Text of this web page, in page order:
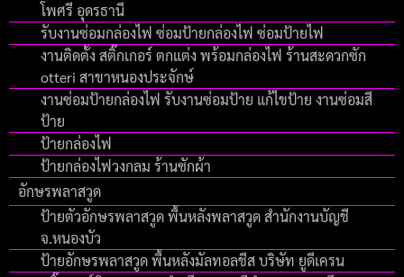
โพศรี อุดรธานี
รับงานซ่อมกล่องไฟ ซ่อมป้ายกล่องไฟ ซ่อมป้ายไฟ
งานติดตั้ง สติ๊กเกอร์ ตกแต่ง พร้อมกล่องไฟ ร้านสะดวกซัก
otteri สาขาหนองประจักษ์
งานซ่อมป้ายกล่องไฟ รับงานซ่อมป้าย แก้ไขป้าย งานซ่อมสี
ป้าย
ป้ายกล่องไฟ
ป้ายกล่องไฟวงกลม ร้านซักผ้า
อักษรพลาสวูด
ป้ายตัวอักษรพลาสวูด พื้นหลังพลาสวูด สำนักงานบัญชี
จ.หนองบัว
ป้ายอักษรพลาสวูด พื้นหลังมัลทอลชีส บริษัท ยูดีเครน